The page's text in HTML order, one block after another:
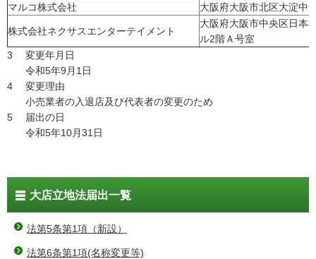
マルコ株式会社
大阪府大阪市北区大淀中
株式会社ネクサスエンターテイメント
大阪府大阪市中央区日本
ル2階Ａ号室
3 変更年月日
令和5年9月1日
4 変更理由
小売業者の入退店及び代表者の変更のため
5 届出の日
令和5年10月31日
大店立地法届出一覧
法第5条第1項（新設）
法第6条第1項(名称変更等)